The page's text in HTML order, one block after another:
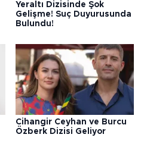
Yeraltı Dizisinde Şok
Gelişme! Suç Duyurusunda
Bulundu!
Cihangir Ceyhan ve Burcu
Özberk Dizisi Geliyor